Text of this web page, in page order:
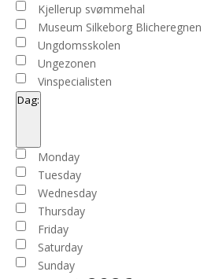
Kjellerup svømmehal
Museum Silkeborg Blicheregnen
Ungdomsskolen
Ungezonen
Vinspecialisten
Dag:
filterClose
Dag
Monday
Tuesday
Wednesday
Thursday
Friday
Saturday
Sunday